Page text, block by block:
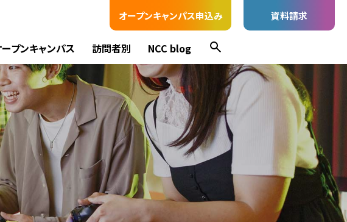
オープンキャンパス申込み 資料請求
プンキャンパス 訪問者別 NCC blog